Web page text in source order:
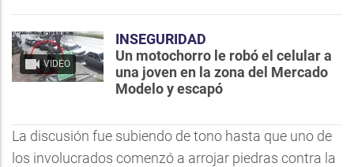
VIDEO
INSEGURIDAD
Un motochorro le robó el celular a
una joven en la zona del Mercado
Modelo y escapó
La discusión fue subiendo de tono hasta que uno de
los involucrados comenzó a arrojar piedras contra la